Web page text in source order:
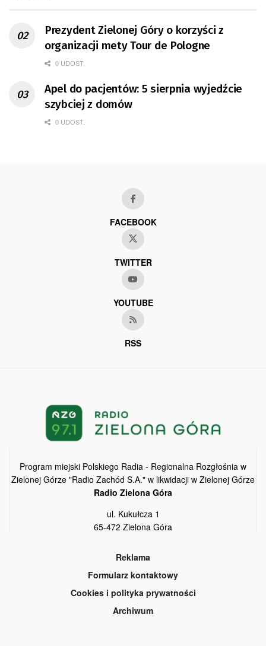
Prezydent Zielonej Góry o korzyści z
organizacji mety Tour de Pologne
0 UDOST.
Apel do pacjentów: 5 sierpnia wyjedźcie
szybciej z domów
0 UDOST.
FACEBOOK
TWITTER
YOUTUBE
RSS
Program miejski Polskiego Radia - Regionalna Rozgłośnia w
Zielonej Górze "Radio Zachód S.A." w likwidacji w Zielonej Górze
Radio Zielona Góra
ul. Kukułcza 1
65-472 Zielona Góra
Reklama
Formularz kontaktowy
Cookies i polityka prywatności
Archiwum